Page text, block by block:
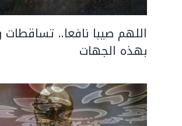
اللهم صيبا نافعا.. تساقطات
بهذه الجهات